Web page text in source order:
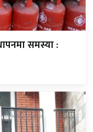
समस्या :